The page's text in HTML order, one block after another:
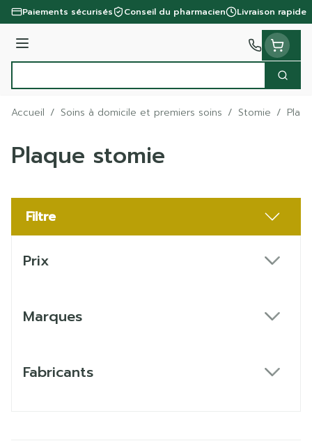
Aller au contenu
Paiements sécurisés Conseil du pharmacien Livraison rapide
Menu
Accueil / Soins à domicile et premiers soins / Stomie /
Plaque stomie
Filtre
Prix
Marques
Fabricants